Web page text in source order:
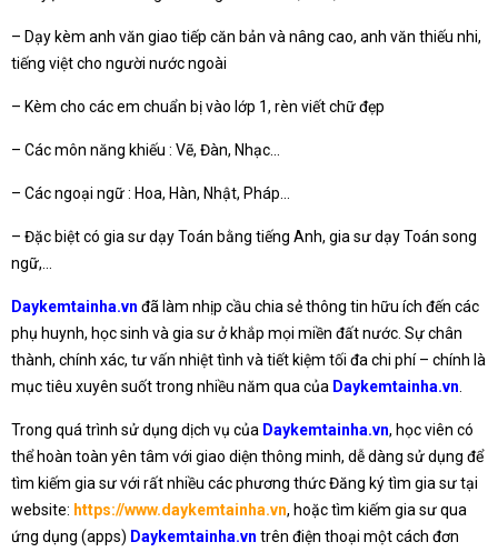
– Dạy kèm anh văn giao tiếp căn bản và nâng cao, anh văn thiếu nhi,
tiếng việt cho người nước ngoài
– Kèm cho các em chuẩn bị vào lớp 1, rèn viết chữ đẹp
– Các môn năng khiếu : Vẽ, Đàn, Nhạc…
– Các ngoại ngữ : Hoa, Hàn, Nhật, Pháp…
– Đặc biệt có gia sư dạy Toán bằng tiếng Anh, gia sư dạy Toán song
ngữ,…
Daykemtainha.vn đã làm nhịp cầu chia sẻ thông tin hữu ích đến các
phụ huynh, học sinh và gia sư ở khắp mọi miền đất nước. Sự chân
thành, chính xác, tư vấn nhiệt tình và tiết kiệm tối đa chi phí – chính là
mục tiêu xuyên suốt trong nhiều năm qua của Daykemtainha.vn
Trong quá trình sử dụng dịch vụ của Daykemtainha.vn, học viên có
thể hoàn toàn yên tâm với giao diện thông minh, dễ dàng sử dụng để
tìm kiếm gia sư với rất nhiều các phương thức Đăng ký tìm gia sư tại
website: https://www.daykemtainha.vn, hoặc tìm kiếm gia sư qua
ứng dụng (apps) Daykemtainha.vn trên điện thoại một cách đơn